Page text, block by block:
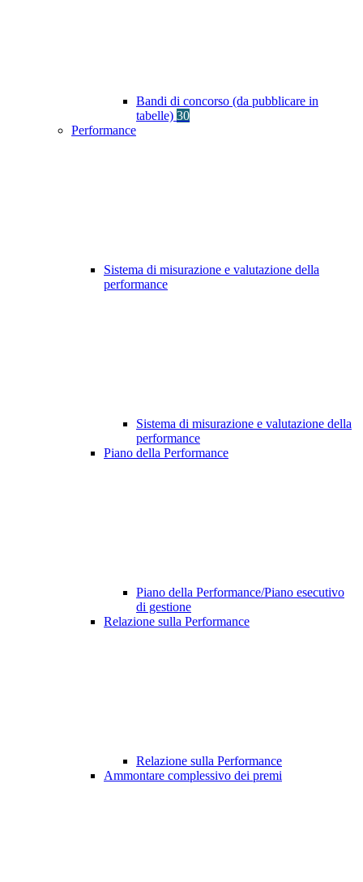
Bandi di concorso (da pubblicare in
tabelle) 30
Performance
Sistema di misurazione e valutazione della
performance
Sistema di misurazione e valutazione della
performance
Piano della Performance
Piano della Performance/Piano esecutivo
di gestione
Relazione sulla Performance
Relazione sulla Performance
Ammontare complessivo dei premi